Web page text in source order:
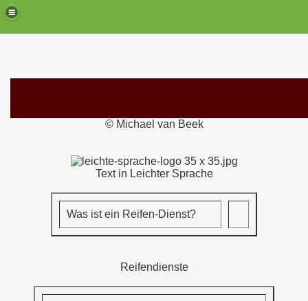
© Michael van Beek
Text in Leichter Sprache
Was ist ein Reifen-Dienst?
Reifendienste